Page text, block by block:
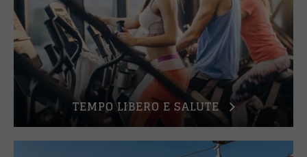
TEMPO LIBERO E SALUTE